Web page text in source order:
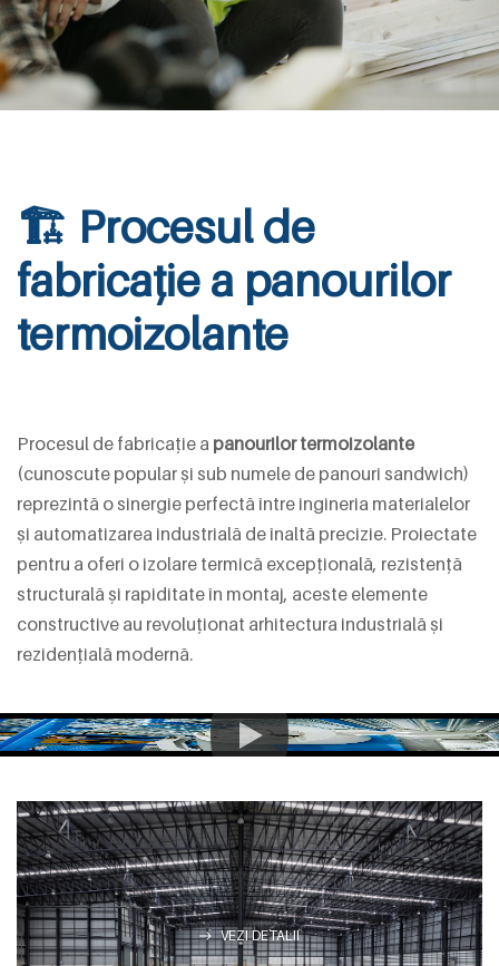
🏗️ Procesul de
fabricație a panourilor
termoizolante
Procesul de fabricație a panourilor termoizolante
(cunoscute popular și sub numele de panouri sandwich)
reprezintă o sinergie perfectă între ingineria materialelor
și automatizarea industrială de înaltă precizie. Proiectate
pentru a oferi o izolare termică excepțională, rezistență
structurală și rapiditate în montaj, aceste elemente
constructive au revoluționat arhitectura industrială și
rezidențială modernă.
VEZI DETALII